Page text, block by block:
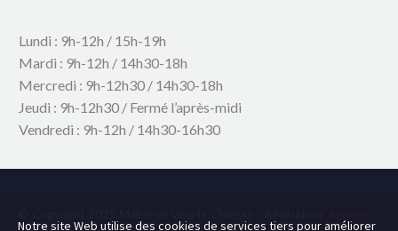
Lundi : 9h-12h / 15h-19h
Mardi : 9h-12h / 14h30-18h
Mercredi : 9h-12h30 / 14h30-18h
Jeudi : 9h-12h30 / Fermé l’après-midi
Vendredi : 9h-12h / 14h30-16h30
Notre site Web utilise des cookies de services tiers pour améliorer